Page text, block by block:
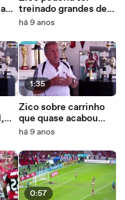
treinado grandes de
SP, MG ou RS.
Flamengo
há 9 anos
1:35
Zico sobre carrinho
que quase acabou
com carreira: "Nunca
há 9 anos
0:57